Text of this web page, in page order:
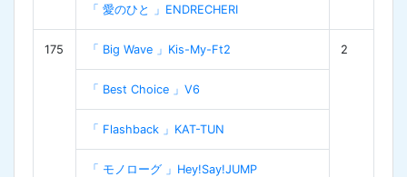
「 愛のひと 」ENDRECHERI
175 「 Big Wave 」Kis-My-Ft2 2
「 Best Choice 」V6
「 Flashback 」KAT-TUN
「 モノローグ 」Hey!Say!JUMP